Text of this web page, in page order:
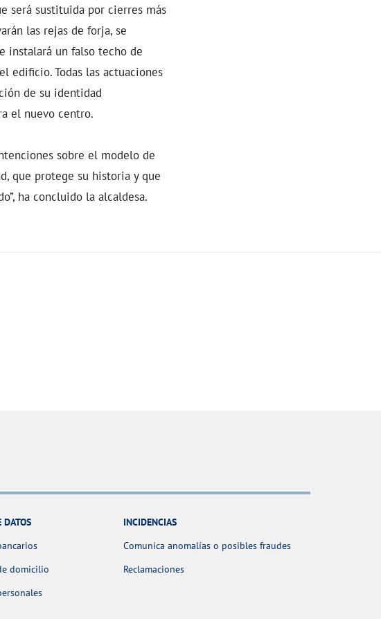
será sustituida por cierres más
las rejas de forja, se
instalará un falso techo de
edificio. Todas las actuaciones
de su identidad
el nuevo centro.
sobre el modelo de
que protege su historia y que
ha concluido la alcaldesa.
DATOS
domicilio
INCIDENCIAS
Comunica anomalías o posibles fraudes
Reclamaciones